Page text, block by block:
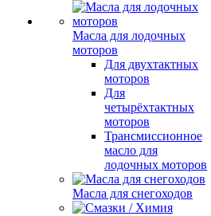
Масла для лодочных
моторов
Для двухтактных
моторов
Для
четырёхтактных
моторов
Трансмиссионное
масло для
лодочных моторов
Масла для снегоходов